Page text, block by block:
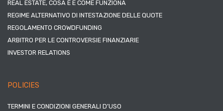
REAL ESTATE, COSA È E COME FUNZIONA
REGIME ALTERNATIVO DI INTESTAZIONE DELLE QUOTE
REGOLAMENTO CROWDFUNDING
ARBITRO PER LE CONTROVERSIE FINANZIARIE
INVESTOR RELATIONS
POLICIES
TERMINI E CONDIZIONI GENERALI D’USO